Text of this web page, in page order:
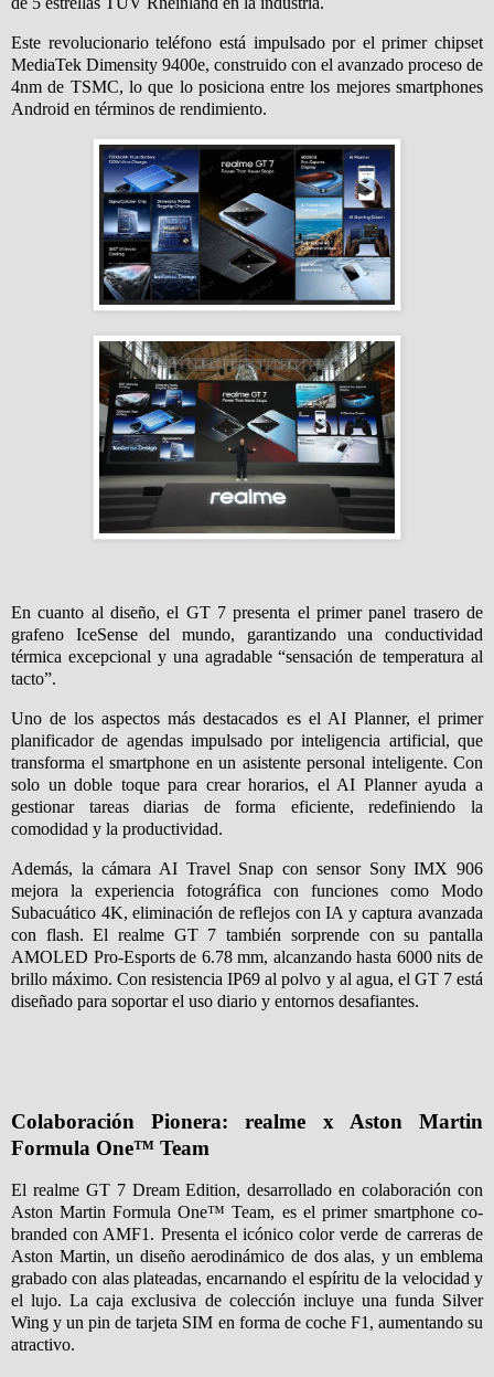
Este revolucionario teléfono está impulsado por el primer chipset
MediaTek Dimensity 9400e, construido con el avanzado proceso de
4nm de TSMC, lo que lo posiciona entre los mejores smartphones
Android en términos de rendimiento.
En cuanto al diseño, el GT 7 presenta el primer panel trasero de
grafeno IceSense del mundo, garantizando una conductividad
térmica excepcional y una agradable “sensación de temperatura al
tacto”.
Uno de los aspectos más destacados es el AI Planner, el primer
planificador de agendas impulsado por inteligencia artificial, que
transforma el smartphone en un asistente personal inteligente. Con
solo un doble toque para crear horarios, el AI Planner ayuda a
gestionar tareas diarias de forma eficiente, redefiniendo la
comodidad y la productividad.
Además, la cámara AI Travel Snap con sensor Sony IMX 906
mejora la experiencia fotográfica con funciones como Modo
Subacuático 4K, eliminación de reflejos con IA y captura avanzada
con flash. El realme GT 7 también sorprende con su pantalla
AMOLED Pro-Esports de 6.78 mm, alcanzando hasta 6000 nits de
brillo máximo. Con resistencia IP69 al polvo y al agua, el GT 7 está
diseñado para soportar el uso diario y entornos desafiantes.
Colaboración Pionera: realme x Aston Martin
Formula One™ Team
El realme GT 7 Dream Edition, desarrollado en colaboración con
Aston Martin Formula One™ Team, es el primer smartphone co-
branded con AMF1. Presenta el icónico color verde de carreras de
Aston Martin, un diseño aerodinámico de dos alas, y un emblema
grabado con alas plateadas, encarnando el espíritu de la velocidad y
el lujo. La caja exclusiva de colección incluye una funda Silver
Wing y un pin de tarjeta SIM en forma de coche F1, aumentando su
atractivo.